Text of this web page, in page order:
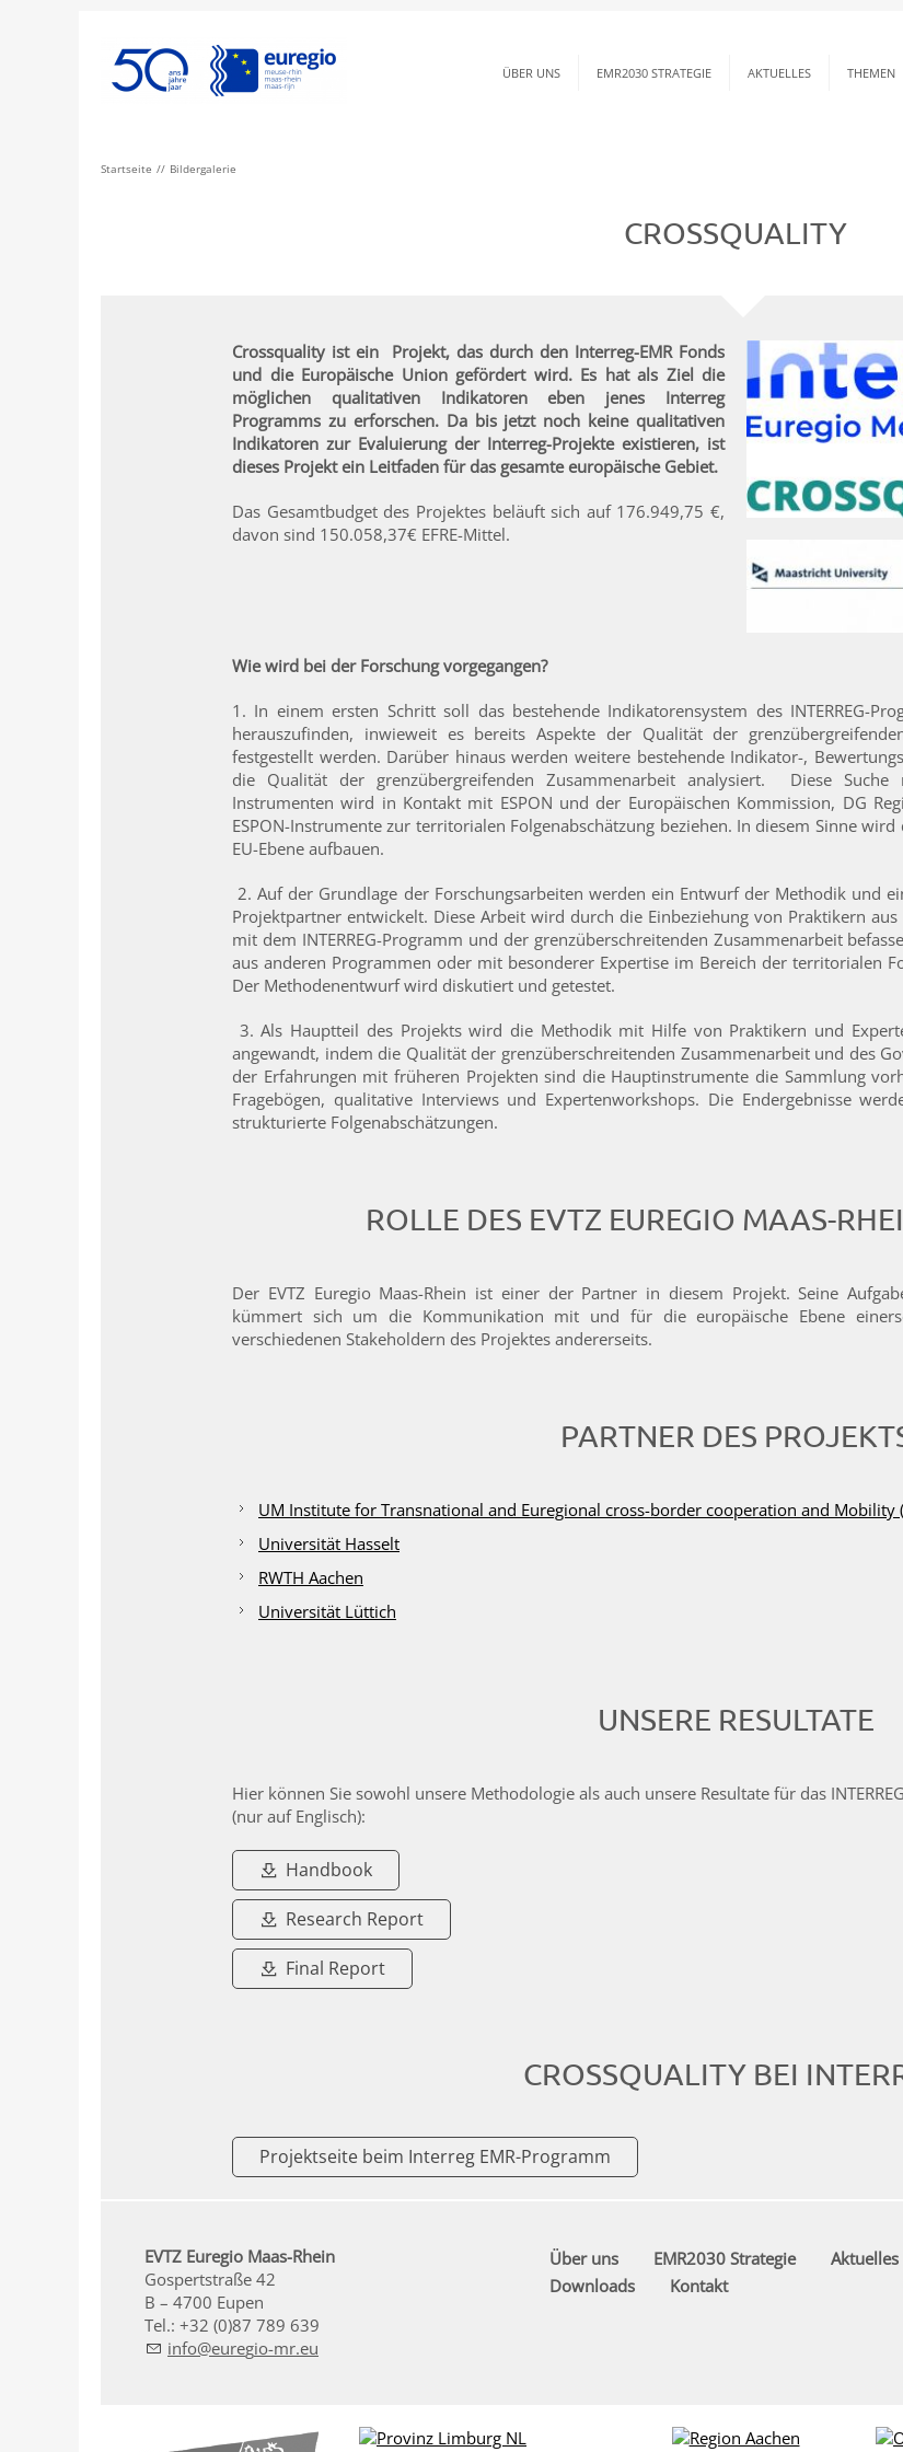
ÜBER UNS EMR2030 STRATEGIE AKTUELLES THEMEN
Startseite Bildergalerie
CROSSQUALITY
Crossquality ist ein Projekt, das durch den Interreg-EMRFonds
und die Europäische Union gefördert wird. Es hat als Ziel die
möglichen qualitativen Indikatoren eben jenes Interreg
Programms zu erforschen. Da bis jetzt noch keine qualitativen
Indikatoren zur Evaluierung der Interreg-Projekte existieren, ist
dieses Projekt ein Leitfaden für das gesamte europäische Gebiet.
Das Gesamtbudget des Projektes beläuft sich auf 176.949,75 €,
davon sind 150.058,37€ EFRE-Mittel.
Wie wird bei der Forschung vorgegangen?
1. In einem ersten Schritt soll das bestehende Indikatorensystem des INTERREG-
herauszufinden, inwieweit es bereits Aspekte der Qualität der
festgestellt werden. Darüber hinaus werden weitere bestehende Indikator-,
die Qualität der grenzübergreifenden Zusammenarbeit analysiert. Diese
Instrumenten wird in Kontakt mit ESPON und der Europäischen Kommission, DG
ESPON-Instrumente zur territorialen Folgenabschätzung beziehen. In diesem Sinne
EU-Ebene aufbauen.
2. Auf der Grundlage der Forschungsarbeiten werden ein Entwurf der Methodik und
Projektpartner entwickelt. Diese Arbeit wird durch die Einbeziehung von Praktikern
mit dem INTERREG-Programm und der grenzüberschreitenden Zusammenarbeit
aus anderen Programmen oder mit besonderer Expertise im Bereich der territorialen
Der Methodenentwurf wird diskutiert und getestet.
3. Als Hauptteil des Projekts wird die Methodik mit Hilfe von Praktikern und
angewandt, indem die Qualität der grenzüberschreitenden Zusammenarbeit und des
der Erfahrungen mit früheren Projekten sind die Hauptinstrumente die Sammlung
Fragebögen, qualitative Interviews und Expertenworkshops. Die Endergebnisse
strukturierte Folgenabschätzungen.
ROLLE DES EVTZ EUREGIO MAAS-
Der EVTZ Euregio Maas-Rhein ist einer der Partner in diesem Projekt. Seine
kümmert sich um die Kommunikation mit und für die europäische Ebene
verschiedenen Stakeholdern des Projektes andererseits.
PARTNER DES
UM Institute for Transnational and Euregional cross-border cooperation and Mobility
Universität Hasselt
RWTH Aachen
Universität Lüttich
UNSERE RESULTATE
Hier können Sie sowohl unsere Methodologie als auch unsere Resultate für das
(nur auf Englisch):
Handbook
Research Report
Final Report
CROSSQUALITY BEI
Projektseite beim Interreg EMR-Programm
EVTZ Euregio Maas-Rhein
Gospertstraße 42
B – 4700 Eupen
Tel.: +32 (0)87 789 639
nf
r g -mr
Über uns EMR2030 Strategie Aktuelles
Downloads
Kontakt